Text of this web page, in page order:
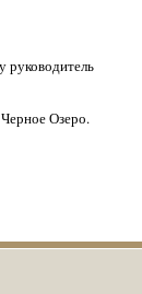
руководитель
Озеро.